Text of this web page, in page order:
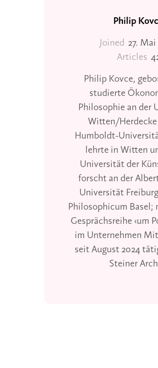
Philip
Joined 27. Mai
Articles
Philip Kovce,
studierte
Philosophie an der
Witten/Herdecke
Humboldt-
lehrte in Witten
Universität der
forscht an der
Universität
Philosophicum Basel;
Gesprächsreihe ‹um
im Unternehmen
seit August 2024
Steiner